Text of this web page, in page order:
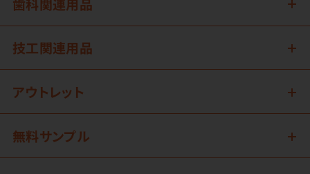
技工関連用品
アウトレット
無料サンプル